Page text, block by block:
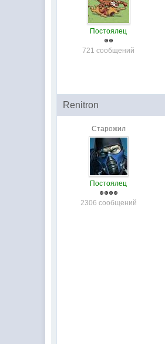
Постоялец
721 сообщений
Renitron
Старожил
Постоялец
2306 сообщений